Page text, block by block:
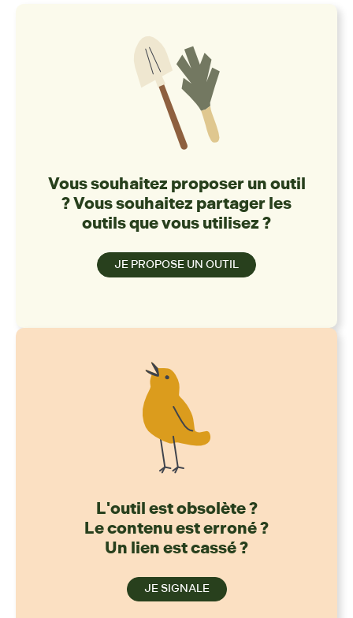
Vous souhaitez proposer un outil
? Vous souhaitez partager les
outils que vous utilisez ?
JE PROPOSE UN OUTIL
L'outil est obsolète ?
Le contenu est erroné ?
Un lien est cassé ?
JE SIGNALE